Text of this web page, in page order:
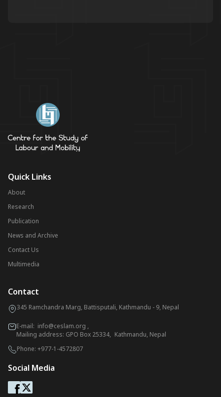
Quick Links
About
Research
Publication
News and Archive
Contact Us
Multimedia
Contact
345 Ramchandra Marg, Battisputali, Kathmandu - 9, Nepal
E-mail: info@ceslam.org ,
Mailing address: GPO Box 25334, Kathmandu, Nepal
Phone: +977-1-4572807
Social Media